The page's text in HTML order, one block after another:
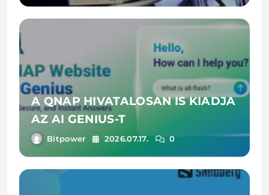
A QNAP HIVATALOSAN IS KIADJA
AZ AI GENIUS-T
Bitpower 2026.07.17. 0